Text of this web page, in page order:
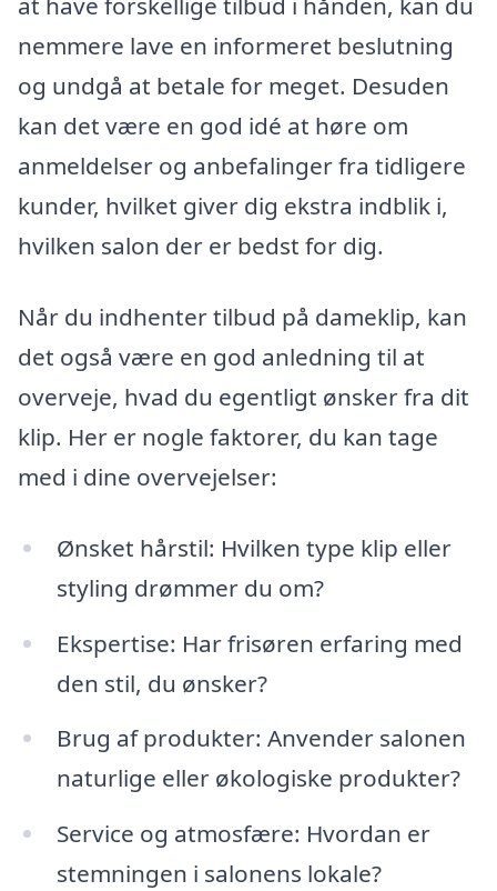
nemmere lave en informeret beslutning
og undgå at betale for meget. Desuden
kan det være en god idé at høre om
anmeldelser og anbefalinger fra tidligere
kunder, hvilket giver dig ekstra indblik i,
hvilken salon der er bedst for dig.
Når du indhenter tilbud på dameklip, kan
det også være en god anledning til at
overveje, hvad du egentligt ønsker fra dit
klip. Her er nogle faktorer, du kan tage
med i dine overvejelser:
Ønsket hårstil: Hvilken type klip eller
styling drømmer du om?
Ekspertise: Har frisøren erfaring med
den stil, du ønsker?
Brug af produkter: Anvender salonen
naturlige eller økologiske produkter?
Service og atmosfære: Hvordan er
stemningen i salonens lokale?